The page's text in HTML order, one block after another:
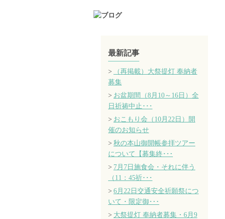
最新記事
（再掲載）大祭提灯 奉納者
募集
お盆期間（8月10～16日）全
日祈祷中止･･･
おこもり会（10月22日）開
催のお知らせ
秋の本山御開帳参拝ツアー
について【募集終･･･
7月7日施食会・それに伴う
（11：45祈･･･
6月22日交通安全祈願祭につ
いて・限定御･･･
大祭提灯 奉納者募集・6月9